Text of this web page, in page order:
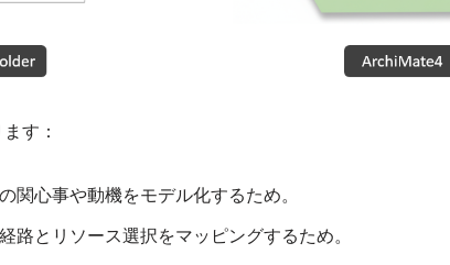
す：
関心事や動機をモデル化するため。
路とリソース選択をマッピングするため。